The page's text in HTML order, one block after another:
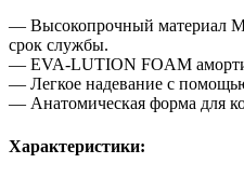
— Высокопрочный материал
срок службы.
— EVA-LUTION FOAM
— Легкое надевание с
— Анатомическая форма для
Характеристики: